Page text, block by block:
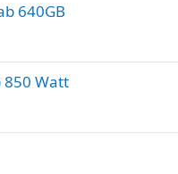
640GB
Watt